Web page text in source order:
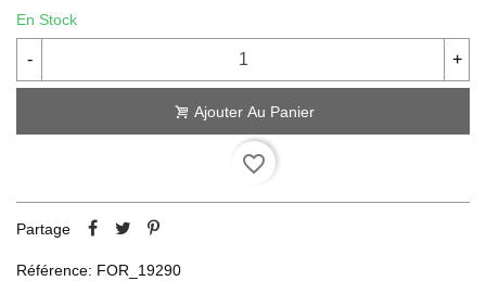
En Stock
- +
Ajouter Au Panier
favorite_border
Partage
Référence: FOR_19290